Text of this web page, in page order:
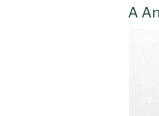
EM
A